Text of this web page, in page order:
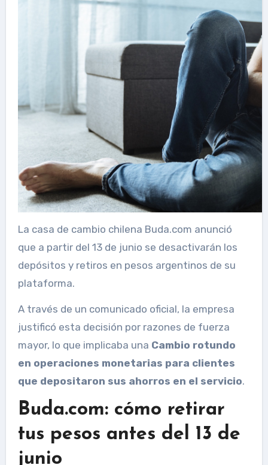
La casa de cambio chilena Buda.com anunció
que a partir del 13 de junio se desactivarán los
depósitos y retiros en pesos argentinos de su
plataforma.
A través de un comunicado oficial, la empresa
justificó esta decisión por razones de fuerza
mayor, lo que implicaba una Cambio rotundo
en operaciones monetarias para clientes
que depositaron sus ahorros en el servicio.
Buda.com: cómo retirar
tus pesos antes del 13 de
junio